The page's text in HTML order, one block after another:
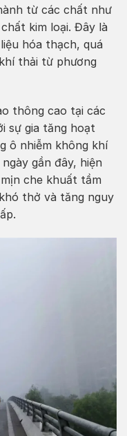
từ các chất như
kim loại. Đây là
hóa thạch, quá
thải từ phương
thông cao tại các
sự gia tăng hoạt
ô nhiễm không khí
gần đây, hiện
che khuất tầm
thở và tăng nguy